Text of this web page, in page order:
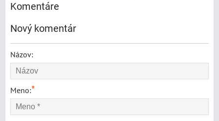
Komentáre
Nový komentár
Názov:
Meno:*